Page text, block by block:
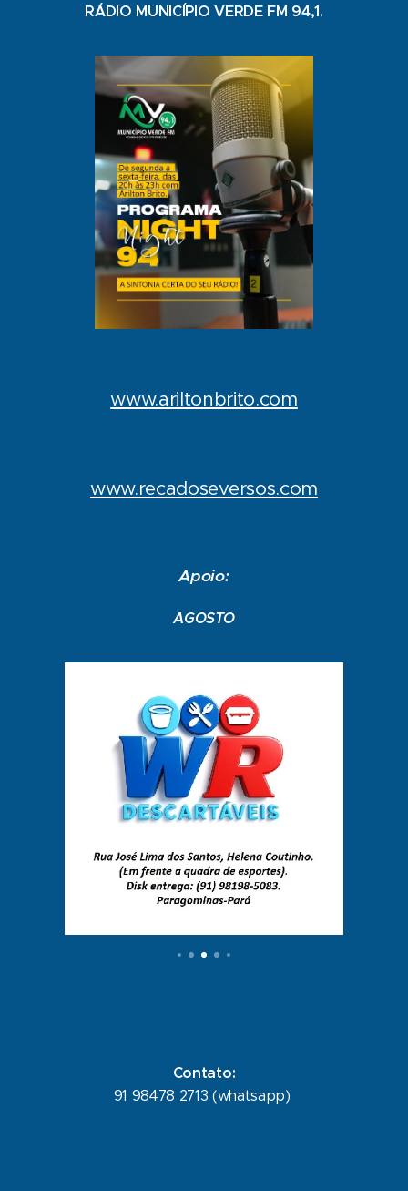
RÁDIO MUNICÍPIO VERDE FM 94,1.
www.ariltonbrito.com
www.recadoseversos.com
Apoio:
AGOSTO
Contato:
91 98478 2713 (whatsapp)